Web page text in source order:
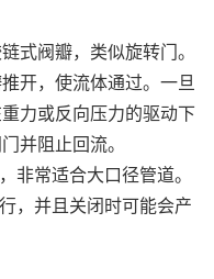
式阀瓣，类似旋转门。
开，使流体通过。一旦
力或反向压力的驱动下
并阻止回流。
非常适合大口径管道。
，并且关闭时可能会产